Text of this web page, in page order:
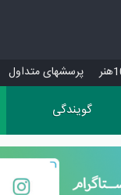
پرسش‏های متداول
گویندگی